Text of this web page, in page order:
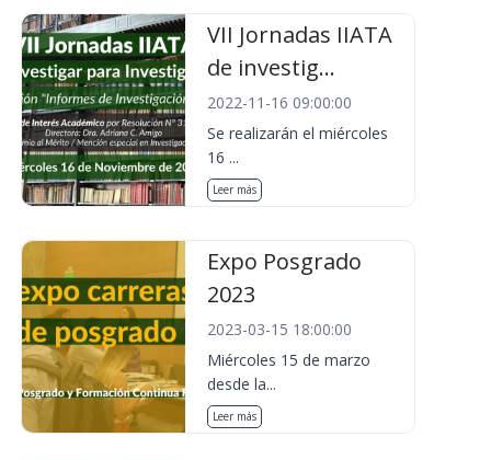
VII Jornadas IIATA
de investig...
2022-11-16 09:00:00
Se realizarán el miércoles
16 ...
Leer más
Expo Posgrado
2023
2023-03-15 18:00:00
Miércoles 15 de marzo
desde la...
Leer más